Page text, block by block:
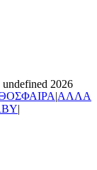
2026
|ΑΛΛΑ
|